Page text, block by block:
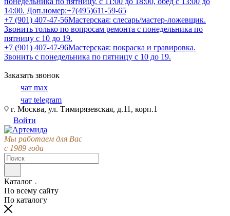
14:00. Доп.номер:+7(495)611-59-65
+7 (901) 407-47-56Мастерская: слесарь/мастер-ложевщик.
Звонить только по вопросам ремонта с понедельника по
пятницу с 10 до 19.
+7 (901) 407-47-96Мастерская: покраска и гравировка.
Звонить с понедельника по пятницу с 10 до 19.
Заказать звонок
чат max
чат telegram
г. Москва, ул. Тимирязевская, д.11, корп.1
Войти
Мы работаем для Вас
с 1989 года
Каталог
По всему сайту
По каталогу